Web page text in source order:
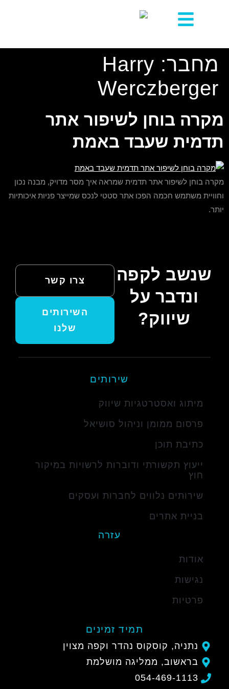
מחבר: Harry
Werczberger
מקרה בוחן לשיפור אתר
תדמית שעבד באמת
מקרה בוחן לשיפור אתר תדמית שמראה איך מסר מדויק, מבנה נכון
וחוויית משתמש חכמה הפכו אתר סטטי לנכס שמייצר פניות איכותיות
יותר.
שנשב לקפה
ונדבר על
שיווק?
צרו קשר
השירותים
שלנו
שירותים
מיתוג ואסטרטגיות שיווק
פרסום ממומן וניהול סושיאל
כתיבת תוכן
ייעוץ תקשורתי ודוברות לרשויות במיקור
חוץ
שירותים נלווים לחברות ועסקים
בניית אתרים
עזרה
אודות
נגישות
פרטיות
תמיד זמינים
נתניה, קוסקוס נהדר וקפה מצוין
בראשוב, ממליגה מושלמת
054-469-1113